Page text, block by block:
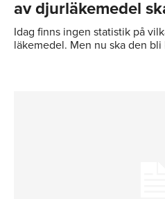
av djurläkemedel
Idag finns ingen statistik på
läkemedel. Men nu ska den bli